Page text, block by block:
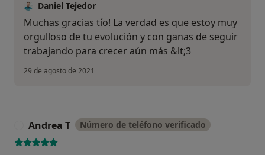
Daniel Tejedor
Muchas gracias tío! La verdad es que estoy muy
orgulloso de tu evolución y con ganas de seguir
trabajando para crecer aún más &lt;3
29 de agosto de 2021
Andrea T Número de teléfono verificado